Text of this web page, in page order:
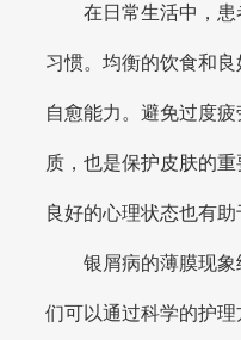
在日常生活中，患
习惯。均衡的饮食和
自愈能力。避免过度
质，也是保护皮肤的
良好的心理状态也有助
银屑病的薄膜现象
们可以通过科学的护